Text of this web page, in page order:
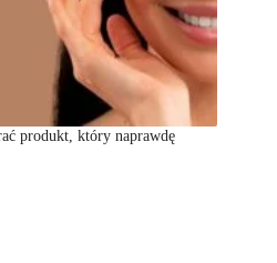
produkt, który naprawdę